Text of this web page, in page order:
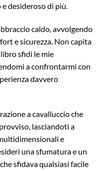
desideroso di più.
caldo, avvolgendo
e sicurezza. Non capita
libro sfidi le mie
a confrontarmi con
davvero
a cavalluccio che
lasciandoti a
e
una sfumatura e un
sfidava qualsiasi facile